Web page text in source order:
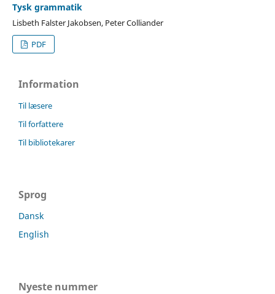
Tysk grammatik
Lisbeth Falster Jakobsen, Peter Colliander
PDF
Information
Til læsere
Til forfattere
Til bibliotekarer
Sprog
Dansk
English
Nyeste nummer